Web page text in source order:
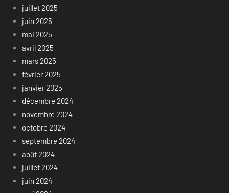
juillet 2025
juin 2025
mai 2025
avril 2025
mars 2025
février 2025
janvier 2025
décembre 2024
novembre 2024
octobre 2024
septembre 2024
août 2024
juillet 2024
juin 2024